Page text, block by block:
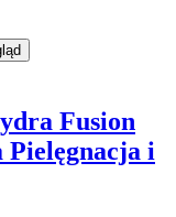
Fusion
Pielęgnacja i